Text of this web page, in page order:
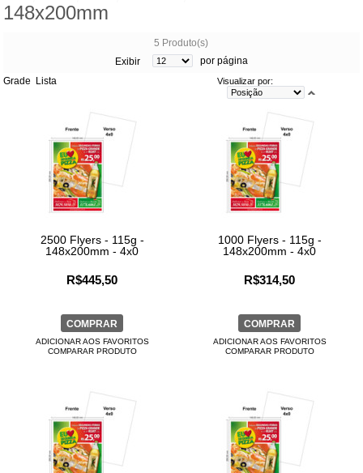
148x200mm
5 Produto(s)
Exibir
por página
Grade Lista Visualizar por:
2500 Flyers - 115g -
148x200mm - 4x0
R$445,50
COMPRAR
ADICIONAR AOS FAVORITOS
COMPARAR PRODUTO
1000 Flyers - 115g -
148x200mm - 4x0
R$314,50
COMPRAR
ADICIONAR AOS FAVORITOS
COMPARAR PRODUTO